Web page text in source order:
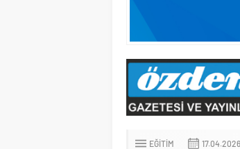
EĞITIM 17.04.2026